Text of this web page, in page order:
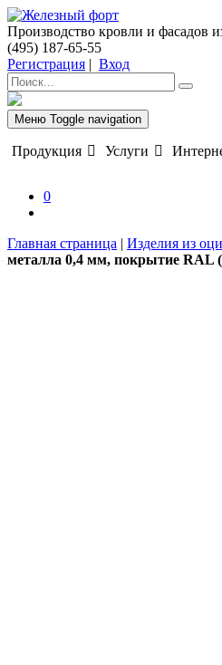
Производство кровли и фасадов
(495) 187-65-55
Регистрация | Вход
Меню Toggle navigation
Продукция Услуги
0
Главная страница | Изделия из
металла 0,4 мм, покрытие RAL